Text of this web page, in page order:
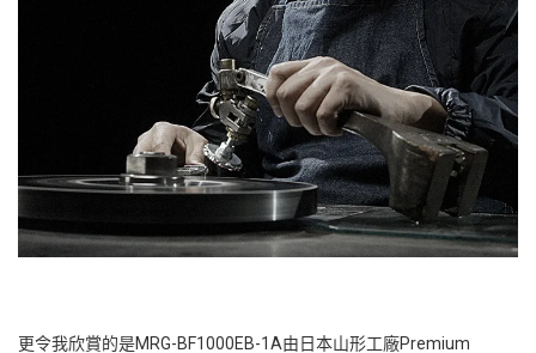
更令我欣賞的是MRG-BF1000EB-1A由日本山形工廠Premium